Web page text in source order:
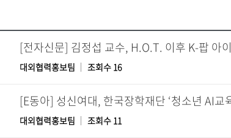
클린센터
부패방지
장애학생지원
대외협력홍보팀 조회수 16
대외협력홍보팀 조회수 11